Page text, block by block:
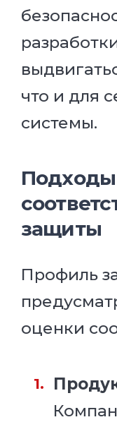
что и для
системы.
Подходы
защиты
Профиль
оценки